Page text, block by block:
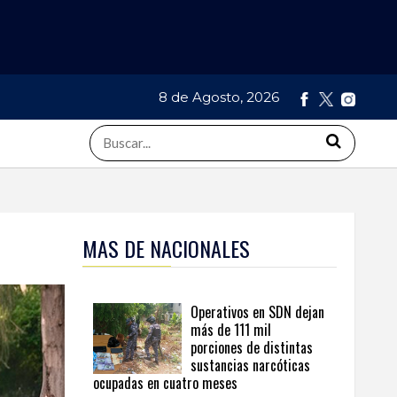
8 de Agosto, 2026
MAS DE NACIONALES
Operativos en SDN dejan
más de 111 mil
porciones de distintas
sustancias narcóticas
ocupadas en cuatro meses